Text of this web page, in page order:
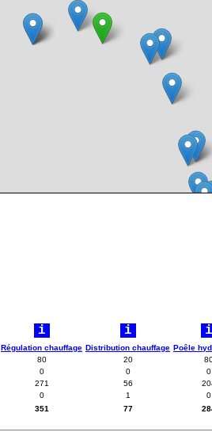
i i i
Régulation chauffage Distribution chauffage Poêle
80 20
0 0
0
271 56
0 1
0
351 77